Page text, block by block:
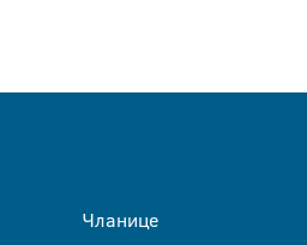
Чланице